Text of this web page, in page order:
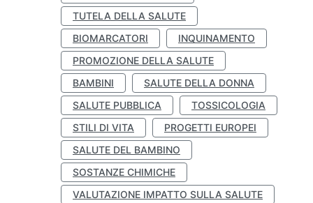
TUTELA DELLA SALUTE
BIOMARCATORI
INQUINAMENTO
PROMOZIONE DELLA SALUTE
BAMBINI
SALUTE DELLA DONNA
SALUTE PUBBLICA
TOSSICOLOGIA
STILI DI VITA
PROGETTI EUROPEI
SALUTE DEL BAMBINO
SOSTANZE CHIMICHE
VALUTAZIONE IMPATTO SULLA SALUTE